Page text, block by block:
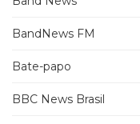
BandNews FM
Bate-papo
BBC News Brasil